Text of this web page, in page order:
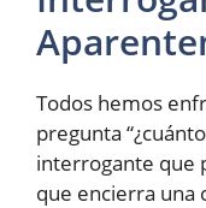
Todos hemos
pregunta
interrogante que
que encierra una